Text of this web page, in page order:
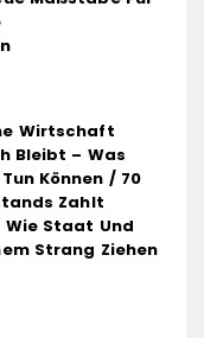
Wirtschaft
Bleibt – Was
Können / 70
Zahlt
Staat Und
Strang Ziehen